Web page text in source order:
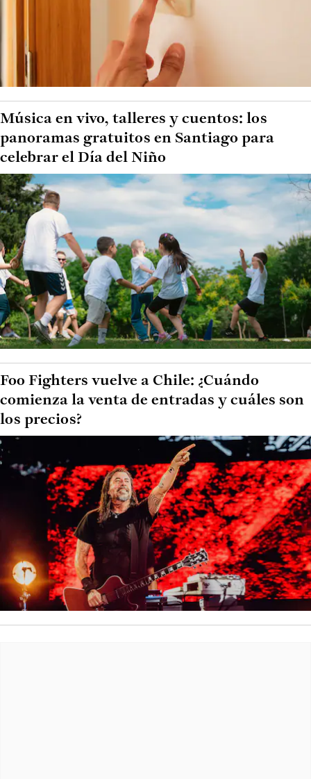
Música en vivo, talleres y cuentos: los
panoramas gratuitos en Santiago para
celebrar el Día del Niño
Foo Fighters vuelve a Chile: ¿Cuándo
comienza la venta de entradas y cuáles son
los precios?